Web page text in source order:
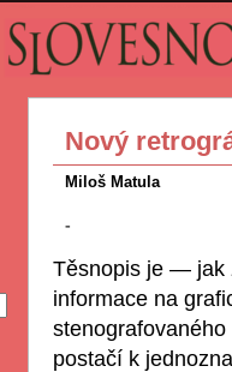
Nový
Miloš Matula
-
Těsnopis je — jak
informace na
postačí k